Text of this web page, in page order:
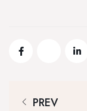
PREV